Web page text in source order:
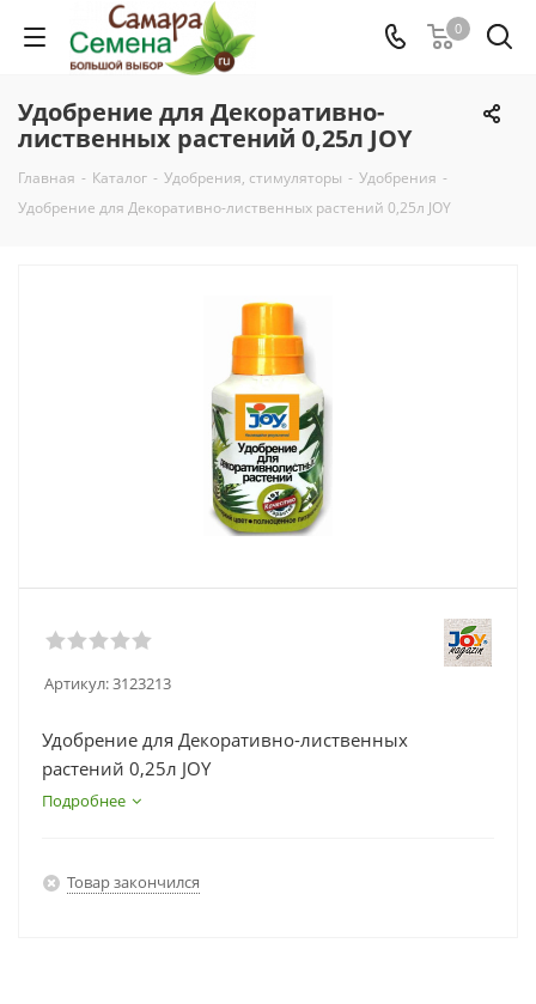
0
Удобрение для Декоративно-
лиственных растений 0,25л JOY
Главная - Каталог - Удобрения, стимуляторы - Удобрения -
Удобрение для Декоративно-лиственных растений 0,25л JOY
Артикул:3123213
Удобрение для Декоративно-лиственных
растений 0,25л JOY
Подробнее
Товар закончился